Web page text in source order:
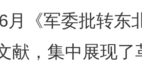
月《军委批转东
献，集中展现